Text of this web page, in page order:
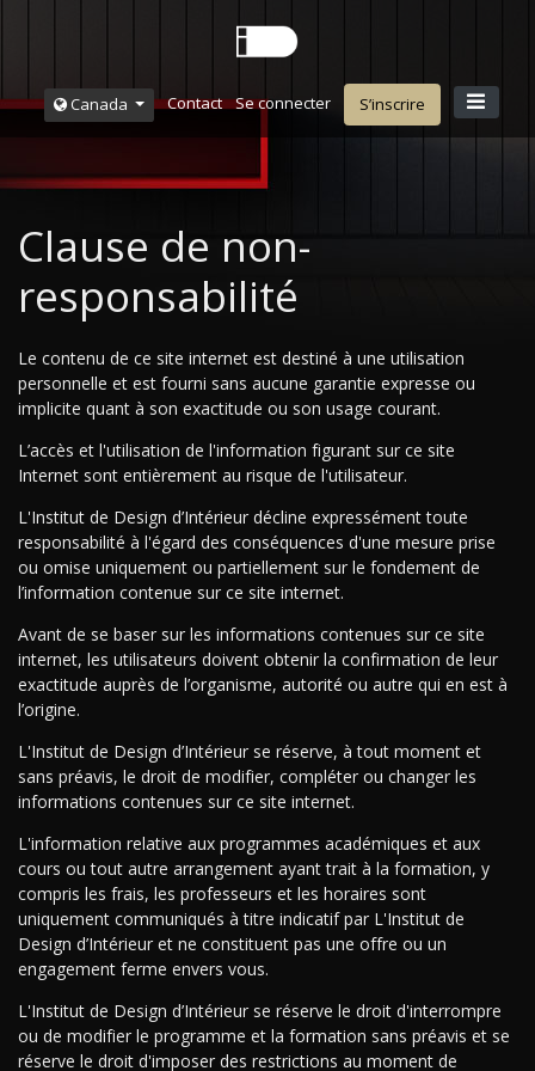
Canada Contact Se connecter S’inscrire
Clause de non-
responsabilité
Le contenu de ce site internet est destiné à une utilisation
personnelle et est fourni sans aucune garantie expresse ou
implicite quant à son exactitude ou son usage courant.
L’accès et l'utilisation de l'information figurant sur ce site
Internet sont entièrement au risque de l'utilisateur.
L'Institut de Design d’Intérieur décline expressément toute
responsabilité à l'égard des conséquences d'une mesure prise
ou omise uniquement ou partiellement sur le fondement de
l’information contenue sur ce site internet.
Avant de se baser sur les informations contenues sur ce site
internet, les utilisateurs doivent obtenir la confirmation de leur
exactitude auprès de l’organisme, autorité ou autre qui en est à
l’origine.
L'Institut de Design d’Intérieur se réserve, à tout moment et
sans préavis, le droit de modifier, compléter ou changer les
informations contenues sur ce site internet.
L'information relative aux programmes académiques et aux
cours ou tout autre arrangement ayant trait à la formation, y
compris les frais, les professeurs et les horaires sont
uniquement communiqués à titre indicatif par L'Institut de
Design d’Intérieur et ne constituent pas une offre ou un
engagement ferme envers vous.
L'Institut de Design d’Intérieur se réserve le droit d'interrompre
ou de modifier le programme et la formation sans préavis et se
réserve le droit d'imposer des restrictions au moment de